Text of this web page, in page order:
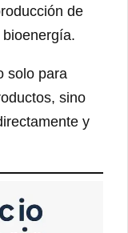
de
solo para
sino
y